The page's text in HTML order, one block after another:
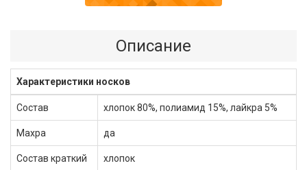
Описание
Характеристики носков
Состав хлопок 80%, полиамид 15%, лайкра 5%
Махра да
Состав краткий хлопок